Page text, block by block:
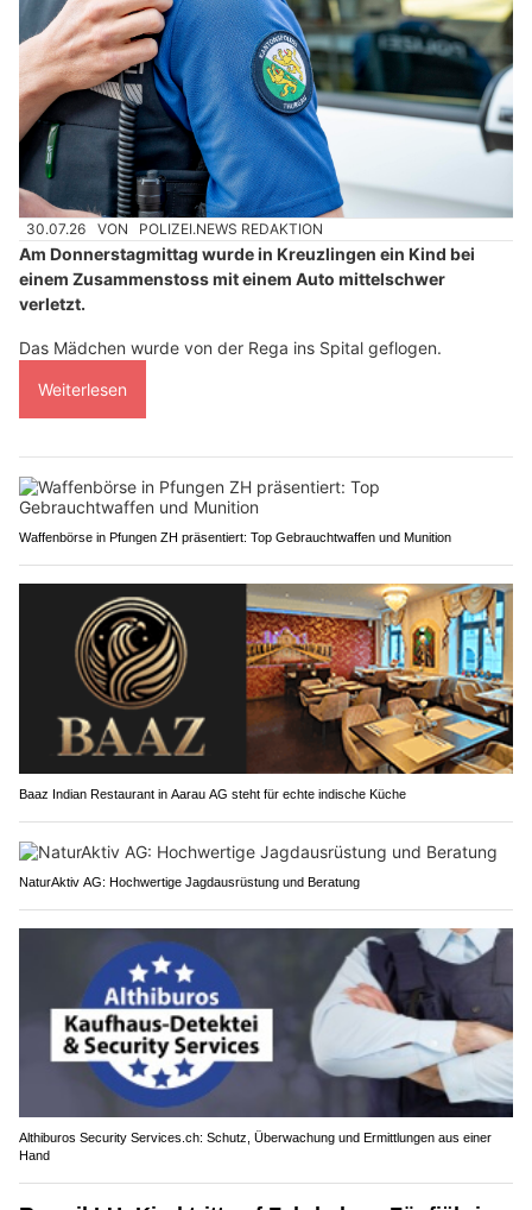
30.07.26 VON POLIZEI.NEWS REDAKTION
Am Donnerstagmittag wurde in Kreuzlingen ein Kind bei
einem Zusammenstoss mit einem Auto mittelschwer
verletzt.
Das Mädchen wurde von der Rega ins Spital geflogen.
Weiterlesen
Waffenbörse in Pfungen ZH präsentiert: Top Gebrauchtwaffen und Munition
Baaz Indian Restaurant in Aarau AG steht für echte indische Küche
NaturAktiv AG: Hochwertige Jagdausrüstung und Beratung
Althiburos Security Services.ch: Schutz, Überwachung und Ermittlungen aus einer
Hand